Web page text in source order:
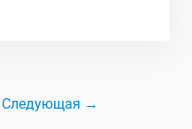
Следующая →